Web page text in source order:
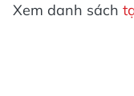
Xem danh sách